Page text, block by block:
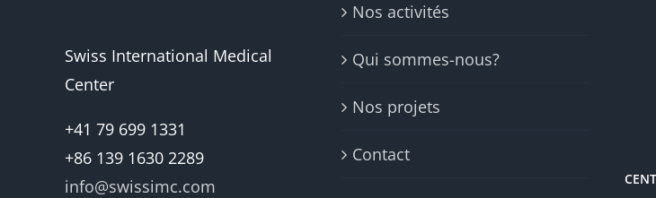
Swiss International Medical
Center
+41 79 699 1331
+86 139 1630 2289
info@swissimc.com
Nos activités
Qui sommes-nous?
Nos projets
Contact